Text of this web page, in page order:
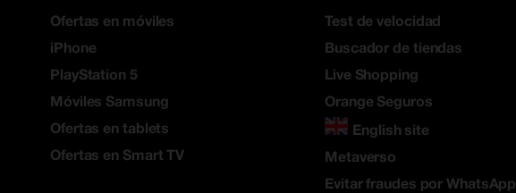
Ofertas en móviles
iPhone
PlayStation 5
Móviles Samsung
Ofertas en tablets
Ofertas en Smart TV
Test de velocidad
Buscador de tiendas
Live Shopping
Orange Seguros
English site
Metaverso
Evitar fraudes por WhatsApp